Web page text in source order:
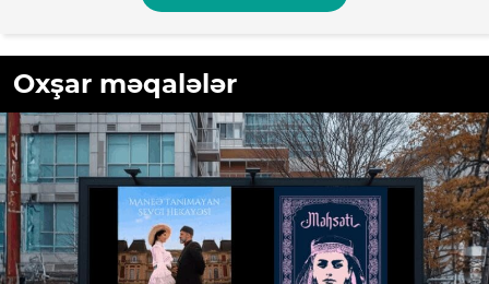
Oxşar məqalələr